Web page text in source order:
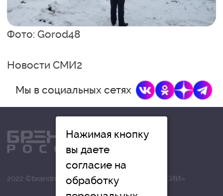
Фото: Gorod48
Новости СМИ2
Мы в социальных сетях
2022 ©brandrussia.online | СИ «БРЕНДЫ РОССИИ»
Нажимая кнопку
вы даете
согласие на
обработку